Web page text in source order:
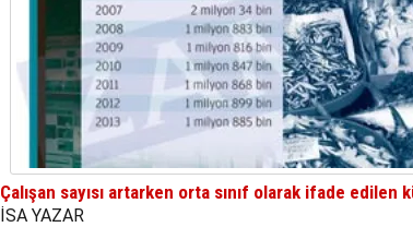
Çalışan sayısı artarken orta sınıf olarak ifade edilen
İSA YAZAR